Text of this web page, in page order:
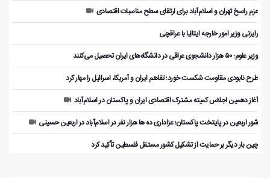
عزم راسخ تهران و اسلام‌آباد برای ارتقای سطح مناسبات اقتصادی
رایزنی وزیر امور خارجه ایتالیا با عراقچی
وزیر علوم: ۵۰ هزار دانشجوی عراقی در دانشگاه‌های ایران تحصیل می‌کنند
طرح نابودی مقاومت شکست خورد؛ تفاهم ایران و آمریکا، اسرائیل را مهار کرد
آغاز دهمین اجلاس کمیته مشترک اقتصادی ایران و پاکستان در اسلام‌آباد
شور اربعین در پایتخت پاکستان؛ عزاداری ده ها هزار نفر در اسلام‌آباد در اربعین حسینی
چین بار دیگر بر حمایت از تشکیل کشور مستقل فلسطین تأکید کرد